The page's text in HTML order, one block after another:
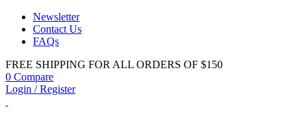
Newsletter
Contact Us
FAQs
FREE SHIPPING FOR ALL ORDERS OF $150
0 Compare
Login / Register